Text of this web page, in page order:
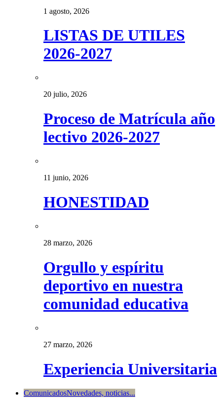
1 agosto, 2026
LISTAS DE UTILES
2026-2027
20 julio, 2026
Proceso de Matrícula año
lectivo 2026-2027
11 junio, 2026
HONESTIDAD
28 marzo, 2026
Orgullo y espíritu
deportivo en nuestra
comunidad educativa
27 marzo, 2026
Experiencia Universitaria
ComunicadosNovedades, noticias...